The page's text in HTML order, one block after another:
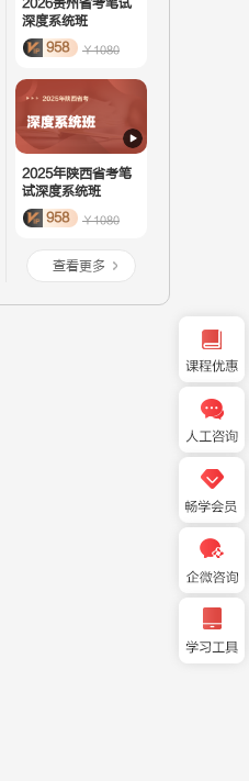
2026贵州省考笔试
深度系统班
958
￥1080
2025年陕西省考笔
试深度系统班
958
￥1080
查看更多